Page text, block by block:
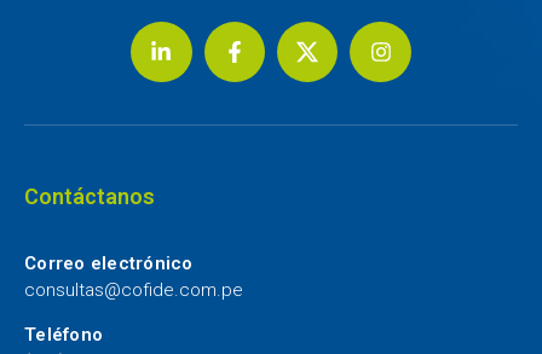
Contáctanos
Correo electrónico
consultas@cofide.com.pe
Teléfono